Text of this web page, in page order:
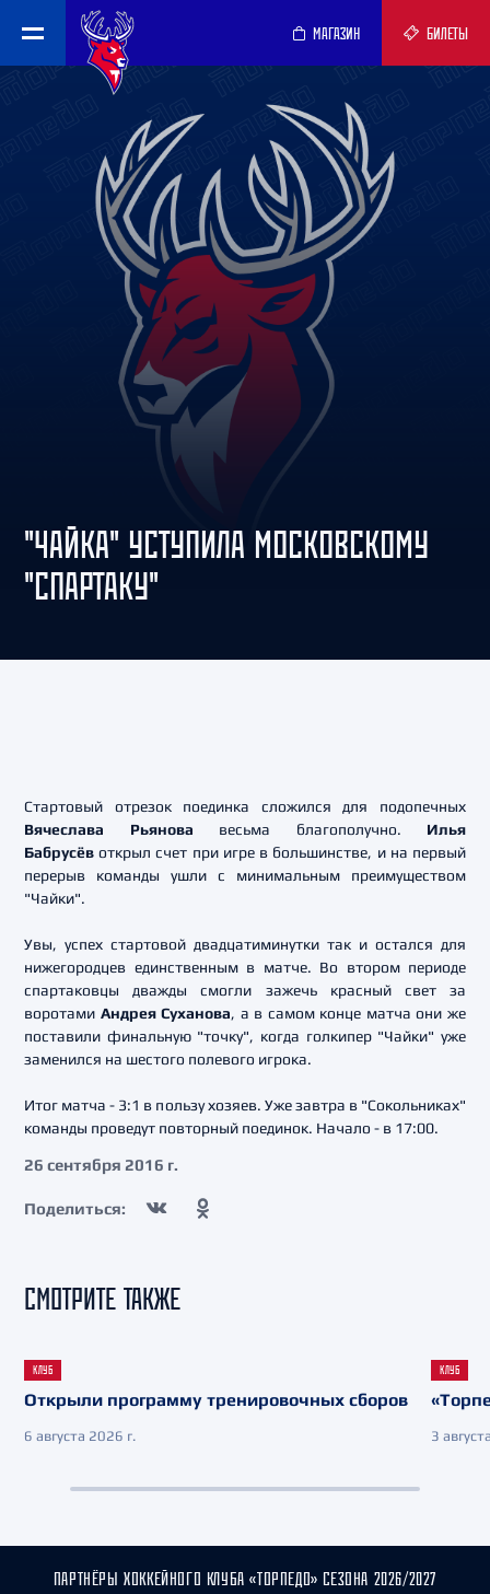
МАГАЗИН БИЛЕТЫ
"ЧАЙКА" УСТУПИЛА МОСКОВСКОМУ
"СПАРТАКУ"
Стартовый отрезок поединка сложился для подопечных
Вячеслава Рьянова весьма благополучно. Илья
Бабрусёвоткрыл счет при игре в большинстве, и на первый
перерыв команды ушли с минимальным преимуществом
"Чайки".
Увы, успех стартовой двадцатиминутки так и остался для
нижегородцев единственным в матче. Во втором периоде
спартаковцы дважды смогли зажечь красный свет за
воротами Андрея Суханова, а в самом конце матча они же
поставили финальную "точку", когда голкипер "Чайки" уже
заменился на шестого полевого игрока.
Итог матча - 3:1 в пользу хозяев. Уже завтра в "Сокольниках"
команды проведут повторный поединок. Начало - в 17:00.
26 сентября 2016 г.
Поделиться:
СМОТРИТЕ ТАКЖЕ
КЛУБ
Открыли программу тренировочных сборов
6 августа 2026 г.
КЛУБ
3
ПАРТНЁРЫ ХОККЕЙНОГО КЛУБА «ТОРПЕДО» СЕЗОНА 2026/2027